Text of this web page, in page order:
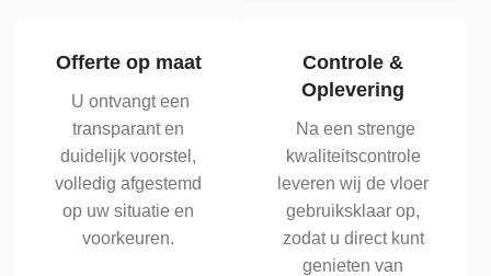
Offerte op maat
U ontvangt een
transparant en
duidelijk voorstel,
volledig afgestemd
op uw situatie en
voorkeuren.
Controle &
Oplevering
Na een strenge
kwaliteitscontrole
leveren wij de vloer
gebruiksklaar op,
zodat u direct kunt
genieten van